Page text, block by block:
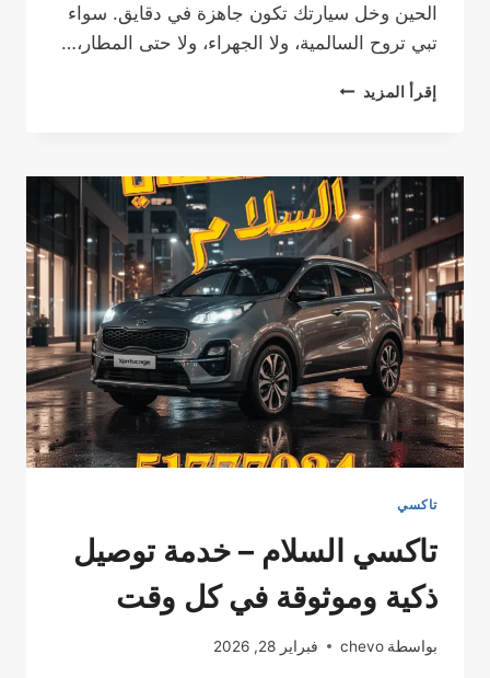
الحين وخل سيارتك تكون جاهزة في دقايق. سواء
تبي تروح السالمية، ولا الجهراء، ولا حتى المطار،…
إقرأ المزيد رقم
أسرع
وأريح
طريقة
تتحرك
فيها
بالفنطاس
وكل
الكويت
تاكسي
تاكسي السلام – خدمة توصيل
ذكية وموثوقة في كل وقت
بواسطة chevo فبراير 28, 2026